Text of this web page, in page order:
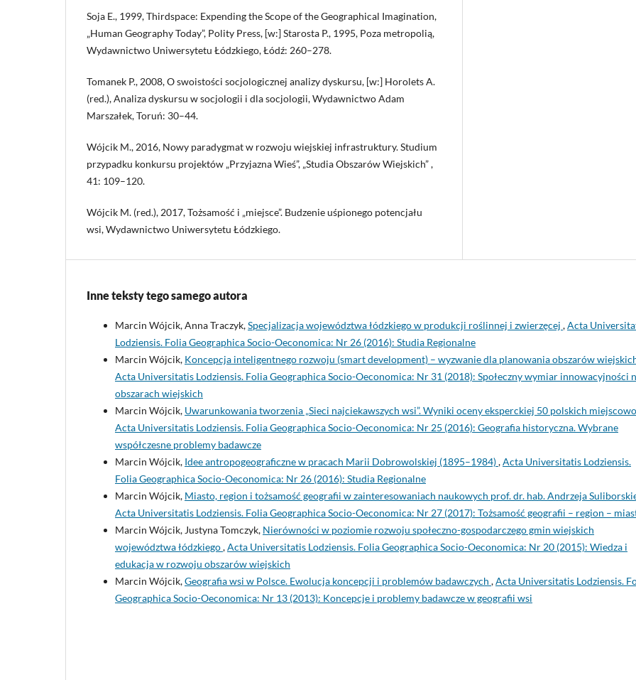
Soja E., 1999, Thirdspace: Expending the Scope of the Geographical Imagination,
„Human Geography Today”, Polity Press, [w:] Starosta P., 1995, Poza metropolią,
Wydawnictwo Uniwersytetu Łódzkiego, Łódź: 260–278.
Tomanek P., 2008, O swoistości socjologicznej analizy dyskursu, [w:] Horolets A.
(red.), Analiza dyskursu w socjologii i dla socjologii, Wydawnictwo Adam
Marszałek, Toruń: 30–44.
Wójcik M., 2016, Nowy paradygmat w rozwoju wiejskiej infrastruktury. Studium
przypadku konkursu projektów „Przyjazna Wieś”, „Studia Obszarów Wiejskich” ,
41: 109–120.
Wójcik M. (red.), 2017, Tożsamość i „miejsce”. Budzenie uśpionego potencjału
wsi, Wydawnictwo Uniwersytetu Łódzkiego.
Inne teksty tego samego autora
Marcin Wójcik, Anna Traczyk,Specjalizacja województwa łódzkiego w produkcji roślinnej i zwierzęcej ,Acta
Lodziensis. Folia Geographica Socio-Oeconomica: Nr 26 (2016): Studia Regionalne
Marcin Wójcik, Koncepcja inteligentnego rozwoju (smart development) – wyzwanie dla planowania obszarów
Acta Universitatis Lodziensis. Folia Geographica Socio-Oeconomica: Nr 31 (2018): Społeczny wymiar innowacyjności
obszarach wiejskich
Marcin Wójcik, Uwarunkowania tworzenia „Sieci najciekawszych wsi”. Wyniki oceny eksperckiej 50 polskich
Acta Universitatis Lodziensis. Folia Geographica Socio-Oeconomica: Nr 25 (2016): Geografia historyczna. Wybrane
współczesne problemy badawcze
Marcin Wójcik, Idee antropogeograficzne w pracach Marii Dobrowolskiej (1895–1984),Acta Universitatis Lodziensis.
Folia Geographica Socio-Oeconomica: Nr 26 (2016): Studia Regionalne
Marcin Wójcik, Miasto, region i tożsamość geografii w zainteresowaniach naukowych prof. dr. hab. Andrzeja
Acta Universitatis Lodziensis. Folia Geographica Socio-Oeconomica: Nr 27 (2017): Tożsamość geografii – region –
Marcin Wójcik, Justyna Tomczyk, Nierówności w poziomie rozwoju społeczno-gospodarczego gmin wiejskich
województwa łódzkiego,Acta Universitatis Lodziensis. Folia Geographica Socio-Oeconomica: Nr 20 (2015): Wiedza i
edukacja w rozwoju obszarów wiejskich
Marcin Wójcik,Geografia wsi w Polsce. Ewolucja koncepcji i problemów badawczych ,Acta Universitatis Lodziensis.
Geographica Socio-Oeconomica: Nr 13 (2013): Koncepcje i problemy badawcze w geografii wsi